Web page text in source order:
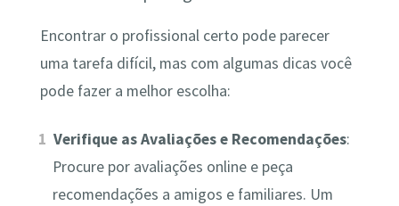
Encontrar o profissional certo pode parecer
uma tarefa difícil, mas com algumas dicas você
pode fazer a melhor escolha:
Verifique as Avaliações e Recomendações:
Procure por avaliações online e peça
recomendações a amigos e familiares. Um